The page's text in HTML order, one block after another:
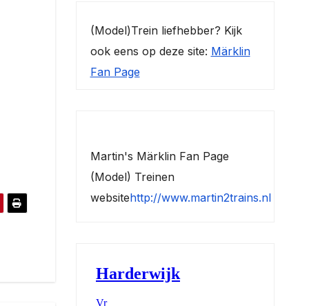
(Model)Trein liefhebber? Kijk
ook eens op deze site: Märklin
Fan Page
Martin's Märklin Fan Page
(Model) Treinen
websitehttp://www.martin2trains.nl